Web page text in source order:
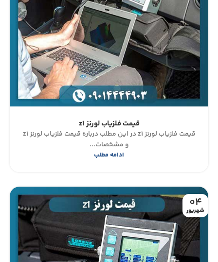
قیمت فلزیاب لورنز z1
قیمت فلزیاب لورنز z1 در این مطلب درباره قیمت فلزیاب لورنز z1
و مشخصات...
ادامه مطلب
04
شهریور